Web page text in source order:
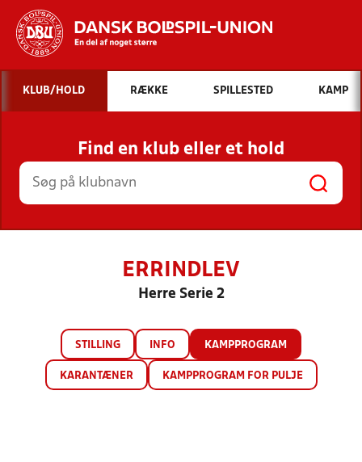
Hvad vil du søge efter?
INDHOLD OG NYHEDER
STILLINGER, RESULTATER, KLUBBER OG
HOLD
KLUB/HOLD RÆKKE SPILLESTED KAMP
Find en klub eller et hold
ERRINDLEV
Herre Serie 2
STILLING INFO KAMPPROGRAM
KARANTÆNER KAMPPROGRAM FOR PULJE